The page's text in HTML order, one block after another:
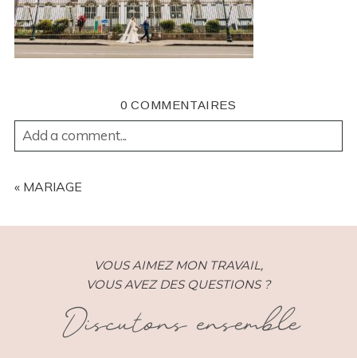
0 COMMENTAIRES
Add a comment...
REQUIRED FIELDS ARE MARKED *
« MARIAGE
VOUS AIMEZ MON TRAVAIL,
VOUS AVEZ DES QUESTIONS ?
Discutons ensemble